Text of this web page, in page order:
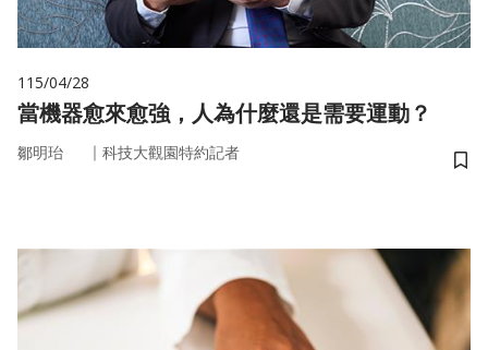
115/04/28
當機器愈來愈強，人為什麼還是需要運動？
鄒明珆 ｜ 科技大觀園特約記者
儲